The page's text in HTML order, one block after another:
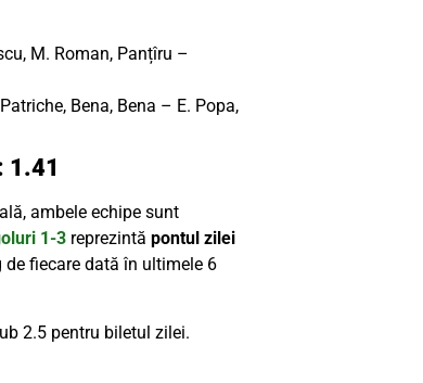
M. Roman, Panțîru –
Bena, Bena – E. Popa,
1.41
ambele echipe sunt
1-3 reprezintă pontul zilei
fiecare dată în ultimele 6
2.5 pentru biletul zilei.